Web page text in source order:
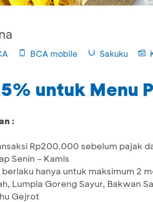
BCA mobile Sakuku
untuk Menu
:
Rp200.000 sebelum pajak
Senin – Kamis
hanya untuk maksimum 2
Lumpia Goreng Sayur, Bakwan
Gejrot